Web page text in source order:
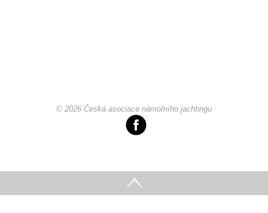
© 2026 Česká asociace námořního jachtingu